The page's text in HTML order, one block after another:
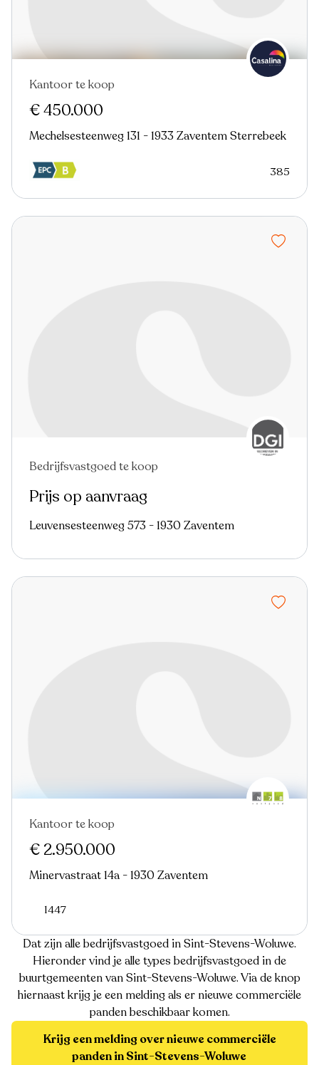
In optie
Kantoor te koop
€ 450.000
Mechelsesteenweg 131 - 1933 Zaventem Sterrebeek
385
Bedrijfsvastgoed te koop
Prijs op aanvraag
Leuvensesteenweg 573 - 1930 Zaventem
Kantoor te koop
€ 2.950.000
Minervastraat 14a - 1930 Zaventem
1447
Dat zijn alle bedrijfsvastgoed in Sint-Stevens-Woluwe.
Hieronder vind je alle types bedrijfsvastgoed in de
buurtgemeenten van Sint-Stevens-Woluwe. Via de knop
hiernaast krijg je een melding als er nieuwe commerciële
panden beschikbaar komen.
Krijg een melding over nieuwe commerciële
panden in Sint-Stevens-Woluwe